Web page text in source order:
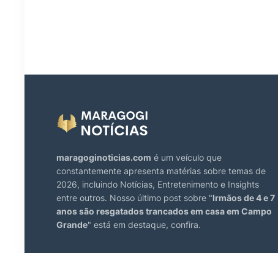
maragoginoticias.com é um veículo que
constantemente apresenta matérias sobre temas de
2026, incluindo Notícias, Entretenimento e Insights
entre outros. Nosso último post sobre "Irmãos de 4 e 7
anos são resgatados trancados em casa em Campo
Grande" está em destaque, confira.